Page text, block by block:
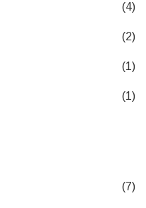
(4)
(2)
(1)
(1)
(7)